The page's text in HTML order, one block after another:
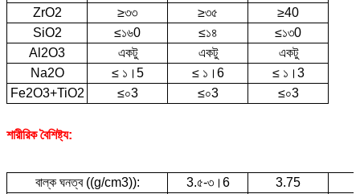
ZrO2
≥৩৩ ≥৩৫
≥40
SiO2
≤১৬0 ≤১৪
≤১৩0
Al2O3
একটু একটু
একটু
Na2O
≤ ১।5 ≤ ১।6
≤ ১।3
Fe2O3+TiO2
≤০3 ≤০3 ≤০3
শারীরিক বৈশিষ্ট্য:
বাল্ক ঘনত্ব ((g/cm3)): 3.৫-৩।6 3.75